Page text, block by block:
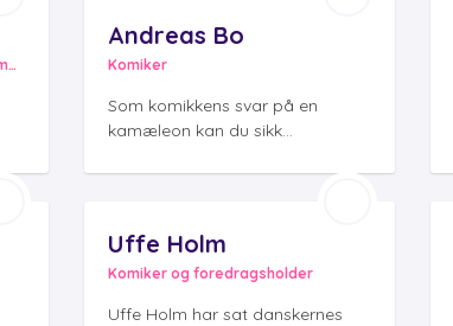
Et miks af humor og eftertænksomhed
Andreas Bo
Komiker
Som komikkens svar på en
kamæleon kan du sikk...
Uffe Holm
Komiker og foredragsholder
Uffe Holm har sat danskernes